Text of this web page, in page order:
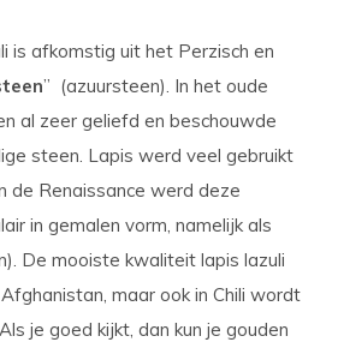
is afkomstig uit het Perzisch en
” (azuursteen). In het oude
al zeer geliefd en beschouwde
steen. Lapis werd veel gebruikt
de Renaissance werd deze
in gemalen vorm, namelijk als
De mooiste kwaliteit lapis lazuli
maar ook in Chili wordt
je goed kijkt, dan kun je gouden